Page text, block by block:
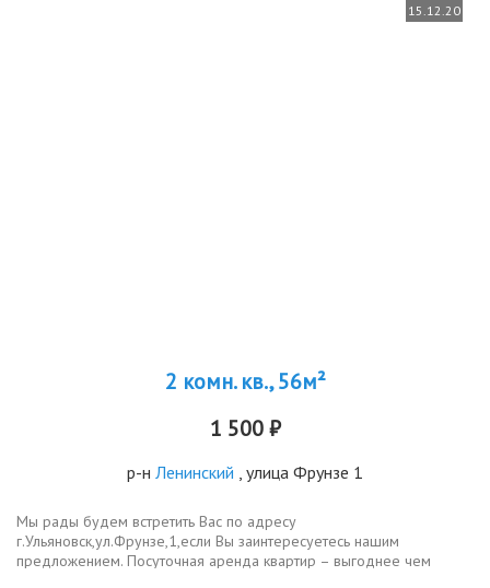
15.12.20
2 комн. кв., 56м²
1 500 ₽
р-н Ленинский , улица Фрунзе 1
Мы рады будем встретить Вас по адресу
г.Ульяновск,ул.Фрунзе,1,если Вы заинтересуетесь нашим
предложением. Посуточная аренда квартир – выгоднее чем